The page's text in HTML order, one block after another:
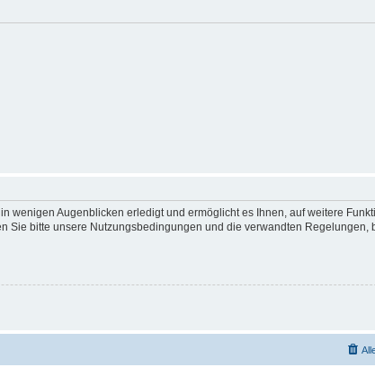
Augenblicken erledigt und ermöglicht es Ihnen, auf weitere
bitte unsere Nutzungsbedingungen und die verwandten Regelungen,